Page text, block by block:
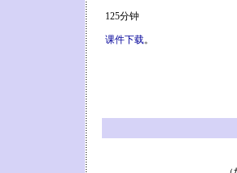
125分钟
课件下载。